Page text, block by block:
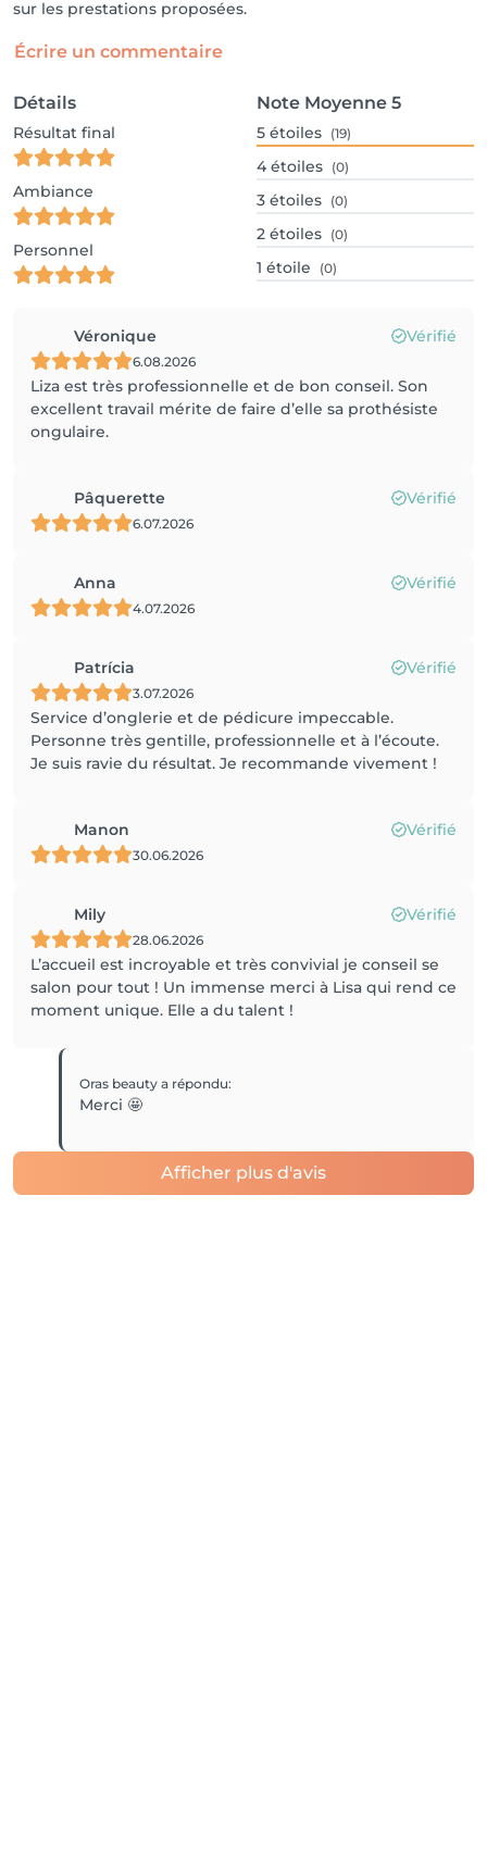
sur les prestations proposées.
Écrire un commentaire
Détails
Résultat final
Ambiance
Personnel
Note Moyenne 5
5 étoiles (19)
4 étoiles (0)
3 étoiles (0)
2 étoiles (0)
1 étoile (0)
Véronique Vérifié
6.08.2026
Liza est très professionnelle et de bon conseil. Son
excellent travail mérite de faire d’elle sa prothésiste
ongulaire.
Pâquerette Vérifié
6.07.2026
Anna Vérifié
4.07.2026
Patrícia Vérifié
3.07.2026
Service d’onglerie et de pédicure impeccable.
Personne très gentille, professionnelle et à l’écoute.
Je suis ravie du résultat. Je recommande vivement !
Manon Vérifié
30.06.2026
Mily Vérifié
28.06.2026
L’accueil est incroyable et très convivial je conseil se
salon pour tout ! Un immense merci à Lisa qui rend ce
moment unique. Elle a du talent !
Oras beautya répondu:
Merci 🤩
Afficher plus d'avis